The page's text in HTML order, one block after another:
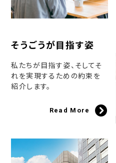
そうごうが目指す姿
私たちが目指す姿、そしてそ
れを実現するための約束を
紹介します。
Read More